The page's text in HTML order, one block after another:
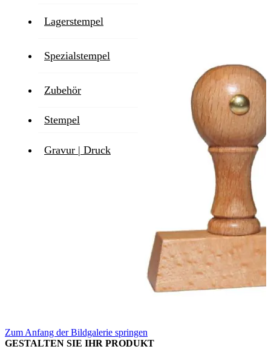
Lagerstempel
Spezialstempel
Zubehör
Stempel
Gravur | Druck
Zum Ende der Bildgalerie springen
Zum Anfang der Bildgalerie springen
GESTALTEN SIE IHR PRODUKT